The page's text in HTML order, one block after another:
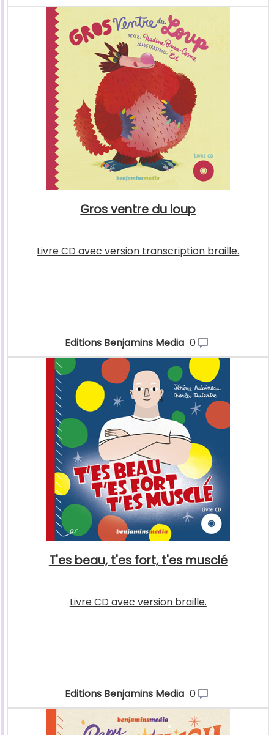
Gros ventre du loup
Livre CD avec version transcription braille.
Editions Benjamins Media 0
T'es beau, t'es fort, t'es musclé
Livre CD avec version braille.
Editions Benjamins Media 0